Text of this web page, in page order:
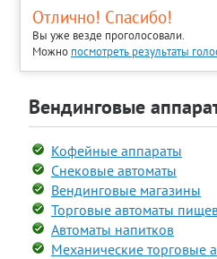
Отлично! Спасибо!
Вы уже везде проголосовали.
Можно посмотреть результаты
Вендинговые
Кофейные аппараты
Снековые автоматы
Вендинговые магазины
Торговые автоматы
Автоматы напитков
Механические торговые